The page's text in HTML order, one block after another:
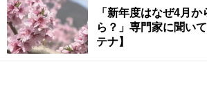
「新年度はなぜ4月
ら？」専門家に聞い
テナ】